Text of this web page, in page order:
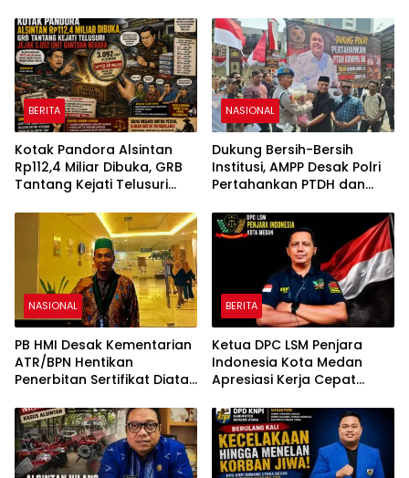
BERITA
Kotak Pandora Alsintan
Rp112,4 Miliar Dibuka, GRB
Tantang Kejati Telusuri
Negara
NASIONAL
Dukung Bersih-Bersih
Institusi, AMPP Desak Polri
Pertahankan PTDH dan
NASIONAL
PB HMI Desak Kementarian
ATR/BPN Hentikan
Penerbitan Sertifikat Diatas
BERITA
Ketua DPC LSM Penjara
Indonesia Kota Medan
Apresiasi Kerja Cepat
Ungkap Kasus Dugaan
Pemerasan